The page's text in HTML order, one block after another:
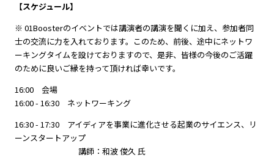
【スケジュール】
※ 01Boosterのイベントでは講演者の講演を聞くに加え、参加者同
士の交流に力を入れております。このため、前後、途中にネットワ
ーキングタイムを設けておりますので、是非、皆様の今後のご活躍
のために良いご縁を持って頂ければ幸いです。
16:00 会場
16:00 - 16:30 ネットワーキング
16:30 - 17:30 アイディアを事業に進化させる起業のサイエンス、リ
ーンスタートアップ
講師：和波 俊久 氏